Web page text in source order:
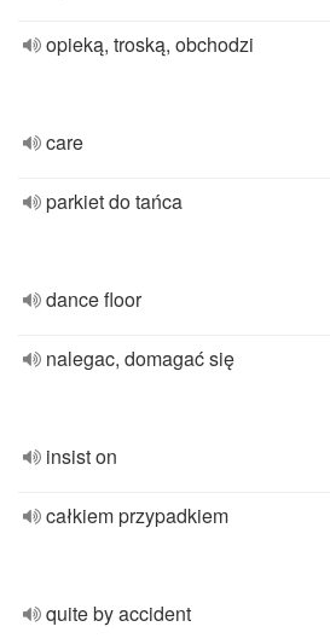
opieką, troską, obchodzi
care
parkiet do tańca
dance floor
nalegac, domagać się
insist on
całkiem przypadkiem
quite by accident